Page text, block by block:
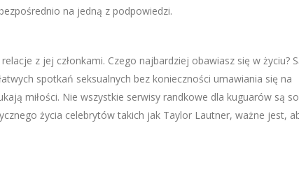
na jedną z podpowiedzi.
z jej członkami. Czego najbardziej obawiasz się w życiu?
spotkań seksualnych bez konieczności umawiania się na
miłości. Nie wszystkie serwisy randkowe dla kuguarów są
życia celebrytów takich jak Taylor Lautner, ważne jest,